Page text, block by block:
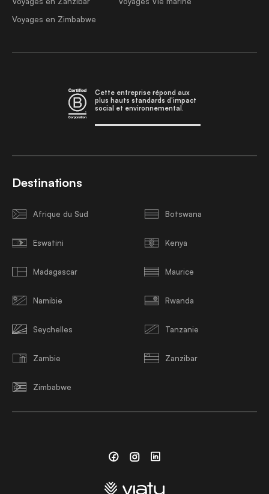
Voyages en Zimbabwe
Cette entreprise répond aux
plus hauts standards d'impact
social et environnemental.
Destinations
Afrique du Sud Botswana
Eswatini Kenya
Madagascar Maurice
Namibie Rwanda
Seychelles Tanzanie
Zambie Zanzibar
Zimbabwe
FacebookInstagramLinkedin